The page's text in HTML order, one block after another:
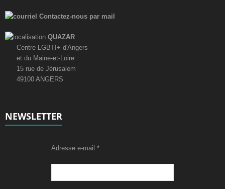
Contactez-nous par mail
QUAZAR
Centre LGBTI+ d'Angers
et du Maine-et-Loire
15 rue de Jérusalem
49100 ANGERS
NEWSLETTER
Adresse e-mail *